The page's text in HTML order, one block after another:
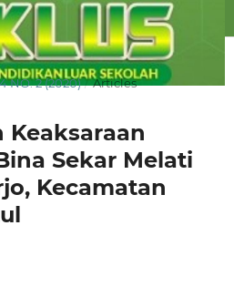
NO. 2 (2020) / Articles
Keaksaraan
Sekar Melati
Kecamatan